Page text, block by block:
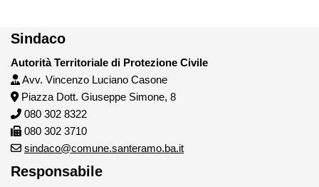
Sindaco
Autorità Territoriale di Protezione Civile
Avv. Vincenzo Luciano Casone
Piazza Dott. Giuseppe Simone, 8
080 302 8322
080 302 3710
sindaco@comune.santeramo.ba.it
Responsabile